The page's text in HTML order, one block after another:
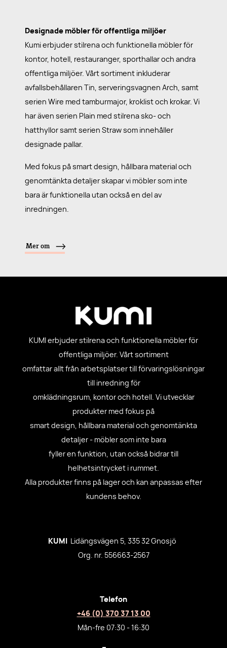
Designade möbler för offentliga miljöer
Kumi erbjuder stilrena och funktionella möbler för
kontor, hotell, restauranger, sporthallar och andra
offentliga miljöer. Vårt sortiment inkluderar
avfallsbehållaren Tin, serveringsvagnen Arch, samt
serien Wire med tamburmajor, kroklist och krokar. Vi
har även serien Plain med stilrena sko- och
hatthyllor samt serien Straw som innehåller
designade pallar.
Med fokus på smart design, hållbara material och
genomtänkta detaljer skapar vi möbler som inte
bara är funktionella utan också en del av
inredningen.
Mer om
KUMI erbjuder stilrena och funktionella möbler för
offentliga miljöer. Vårt sortiment
omfattar allt från arbetsplatser till förvaringslösningar
till inredning för
omklädningsrum, kontor och hotell. Vi utvecklar
produkter med fokus på
smart design, hållbara material och genomtänkta
detaljer - möbler som inte bara
fyller en funktion, utan också bidrar till
helhetsintrycket i rummet.
Alla produkter finns på lager och kan anpassas efter
kundens behov.
KUMI
Lidängsvägen 5, 335 32 Gnosjö
Org. nr. 556663-2567
Telefon
+46 (0) 370 37 13 00
Mån-fre 07:30 - 16:30